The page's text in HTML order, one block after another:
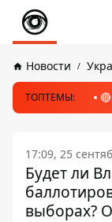
Новости
ТОПТЕМЫ:
17:09, 25
Будет ли
выборах?